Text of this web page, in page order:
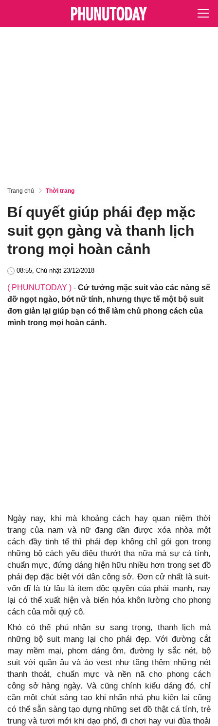
Trang chủ Thời trang
Bí quyết giúp phái đẹp mặc
suit gọn gàng và thanh lịch
trong mọi hoàn cảnh
08:55, Chủ nhật 23/12/2018
( PHUNUTODAY ) - Cứ tưởng mặc suit vào các nàng sẽ
đỡ ngọt ngào, bớt nữ tính, nhưng thực tế một bộ suit
đơn giản lại giúp bạn có thể làm chủ phong cách của
mình trong mọi hoàn cảnh.
Ngày nay, khi mà khoảng cách hay quan niệm thời
trang của nam và nữ đang dần được xóa nhòa một
cách đầy tinh tế thì phái đẹp không chỉ gói gọn trong
những bộ cách yểu điệu thướt tha nữa mà sự cá tính,
chuẩn mực, đứng dáng hiện hữu nhiều hơn trong set đồ
phái đẹp đặc biệt với dân công sở. Đơn cử nhất là suit-
vốn dĩ là từ lâu là item độc quyền của phái mạnh, nay
lại có thể xuất hiện và biến hóa khôn lường cho phong
cách của mỗi quý cô.
Khó có thể phủ nhận sự sang trọng, thanh lịch mà
những bộ suit mang lại cho phái đẹp. Với đường cắt
may mềm mại, phom dáng ôm, đường ly sắc nét, bộ
suit với quần âu và áo vest như tăng thêm những nét
thanh thoát, chuẩn mực và nền nã cho phong cách
công sở hàng ngày. Và cũng chính kiểu dáng đó, chỉ
cần một chút sáng tạo khi nhấn nhá phụ kiện lại cũng
có thể sẵn sàng tạo dựng những set đồ thật cá tính, trẻ
trung và tươi mới khi dạo phố, đi chơi hay vui đùa thoải